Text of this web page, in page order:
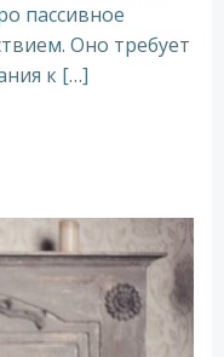
пассивное
Оно требует
к […]